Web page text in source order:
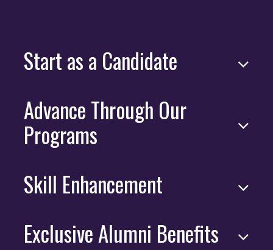
Start as a Candidate
Advance Through Our
Programs
Skill Enhancement
Exclusive Alumni Benefits